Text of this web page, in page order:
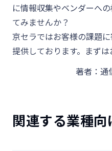
に情報収集やベンダーへ
てみませんか？
京セラではお客様の課題
提供しております。まずは
著者：通
関連する業種